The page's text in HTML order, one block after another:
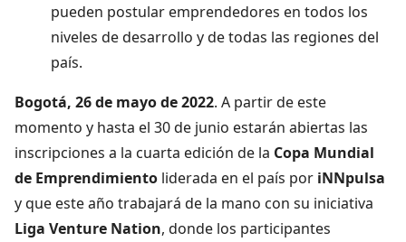
pueden postular emprendedores en todos los
niveles de desarrollo y de todas las regiones del
país.
Bogotá, 26 de mayo de 2022. A partir de este
momento y hasta el 30 de junio estarán abiertas las
inscripciones a la cuarta edición de la Copa Mundial
de Emprendimiento liderada en el país por iNNpulsa
y que este año trabajará de la mano con su iniciativa
Liga Venture Nation, donde los participantes